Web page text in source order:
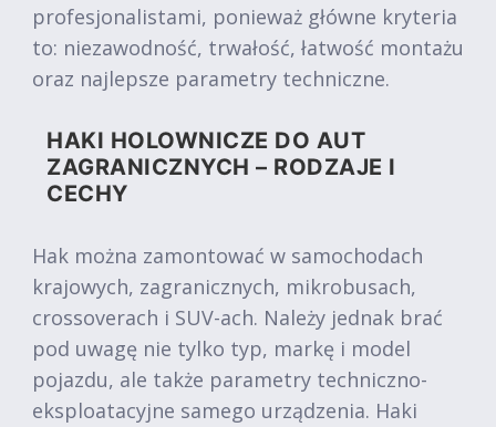
profesjonalistami, ponieważ główne kryteria
to: niezawodność, trwałość, łatwość montażu
oraz najlepsze parametry techniczne.
HAKI HOLOWNICZE DO AUT
ZAGRANICZNYCH – RODZAJE I
CECHY
Hak można zamontować w samochodach
krajowych, zagranicznych, mikrobusach,
crossoverach i SUV-ach. Należy jednak brać
pod uwagę nie tylko typ, markę i model
pojazdu, ale także parametry techniczno-
eksploatacyjne samego urządzenia. Haki